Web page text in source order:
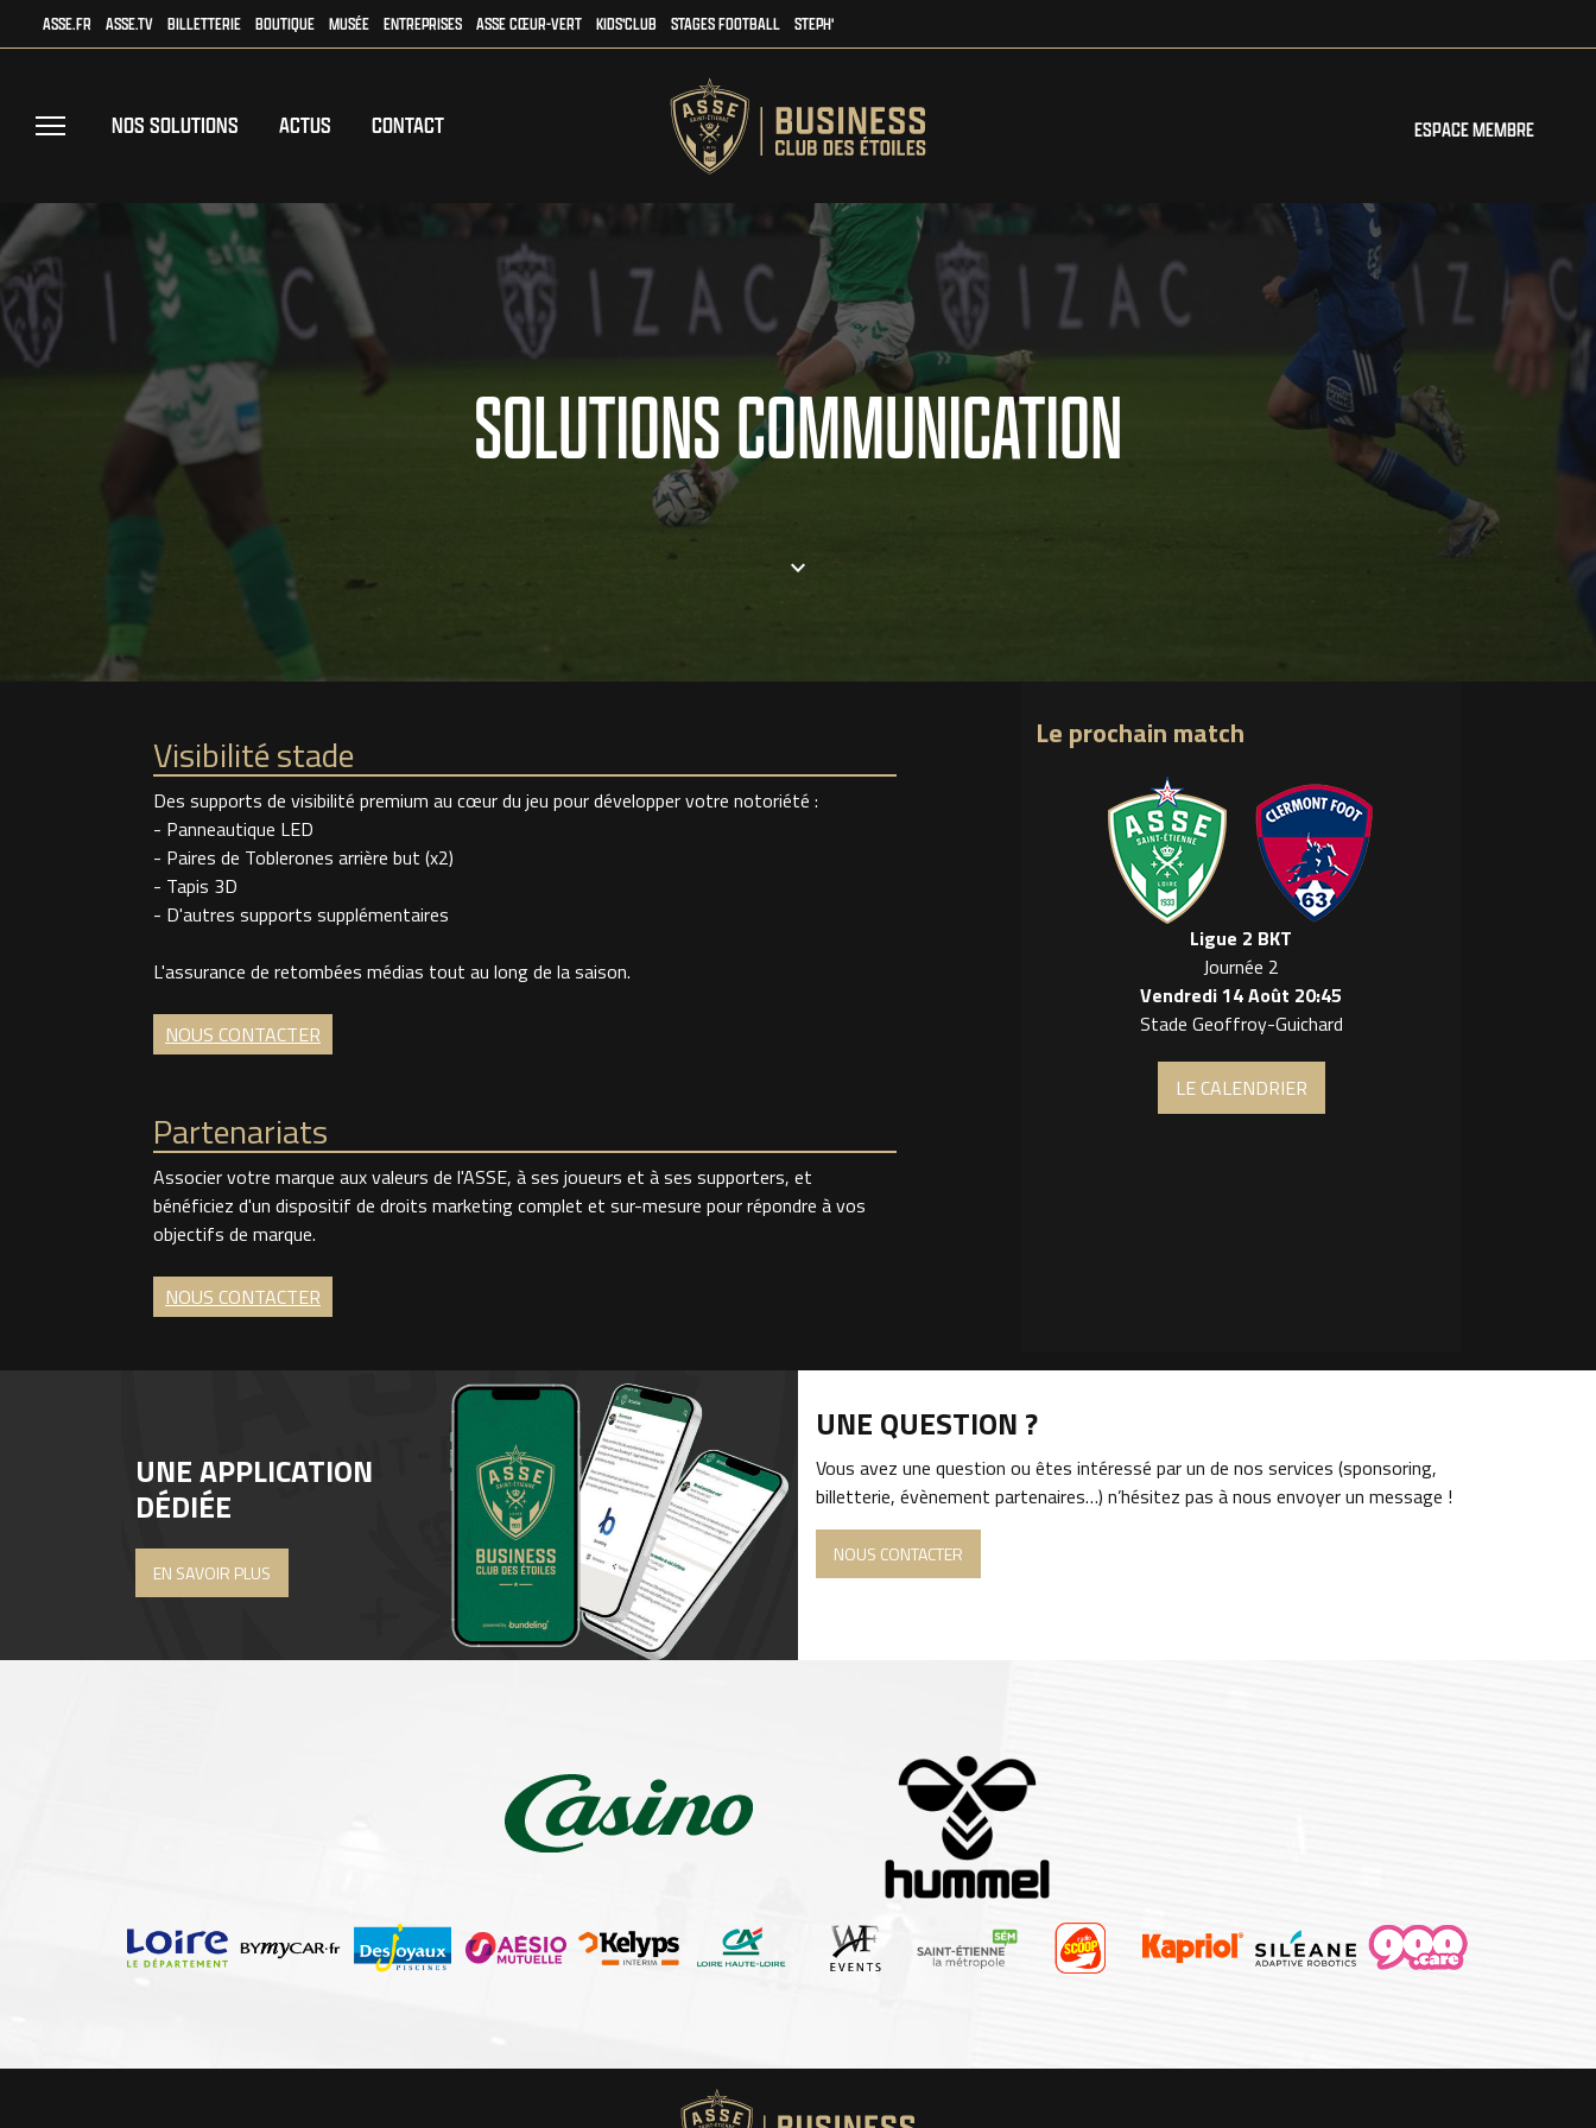
ASSE.FR ASSE.TV BILLETTERIE BOUTIQUE MUSÉE ENTREPRISES ASSE CŒUR-VERT KIDS'CLUB STAGES FOOTBALL STEPH'
NOS SOLUTIONS ACTUS CONTACT ESPACE MEMBRE
SOLUTIONS COMMUNICATION
keyboard_arrow_down
Visibilité stade
Des supports de visibilité premium au cœur du jeu pour développer votre notoriété :
- Panneautique LED
- Paires de Toblerones arrière but (x2)
- Tapis 3D
- D'autres supports supplémentaires
L'assurance de retombées médias tout au long de la saison.
NOUS CONTACTER
Partenariats
Associer votre marque aux valeurs de l'ASSE, à ses joueurs et à ses supporters, et
bénéficiez d'un dispositif de droits marketing complet et sur-mesure pour répondre à vos
objectifs de marque.
NOUS CONTACTER
Le prochain match
Ligue 2 BKT
Journée 2
Vendredi 14 Août 20:45
Stade Geoffroy-Guichard
LE CALENDRIER
UNE APPLICATION
DÉDIÉE
EN SAVOIR PLUS
UNE QUESTION ?
Vous avez une question ou êtes intéressé par un de nos services (sponsoring,
billetterie, évènement partenaires…) n’hésitez pas à nous envoyer un message !
NOUS CONTACTER